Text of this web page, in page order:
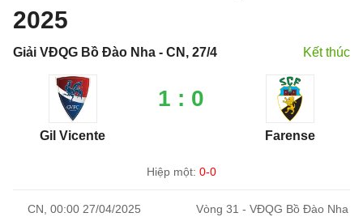
2025
Giải VĐQG Bồ Đào Nha - CN, 27/4 Kết thúc
Gil Vicente
1 : 0
Farense
Hiệp một: 0-0
CN, 00:00 27/04/2025
Vòng 31 - VĐQG Bồ Đào Nha